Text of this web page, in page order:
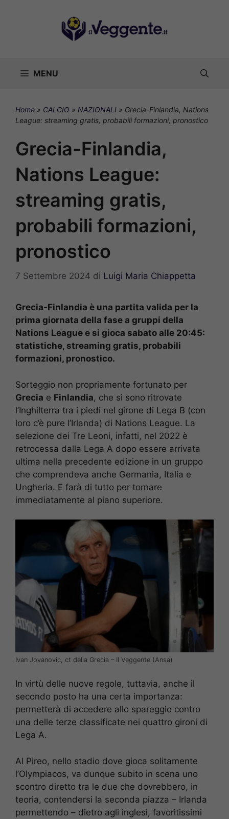
MENU
Home » CALCIO » NAZIONALI » Grecia-Finlandia, Nations
League: streaming gratis, probabili formazioni, pronostico
Grecia-Finlandia,
Nations League:
streaming gratis,
probabili formazioni,
pronostico
7 Settembre 2024 di Luigi Maria Chiappetta
Grecia-Finlandia è una partita valida per la
prima giornata della fase a gruppi della
Nations League e si gioca sabato alle 20:45:
statistiche, streaming gratis, probabili
formazioni, pronostico.
Sorteggio non propriamente fortunato per
Grecia e Finlandia, che si sono ritrovate
l’Inghilterra tra i piedi nel girone di Lega B (con
loro c’è pure l’Irlanda) di Nations League. La
selezione dei Tre Leoni, infatti, nel 2022 è
retrocessa dalla Lega A dopo essere arrivata
ultima nella precedente edizione in un gruppo
che comprendeva anche Germania, Italia e
Ungheria. E farà di tutto per tornare
immediatamente al piano superiore.
Ivan Jovanovic, ct della Grecia – Il Veggente (Ansa)
In virtù delle nuove regole, tuttavia, anche il
secondo posto ha una certa importanza:
permetterà di accedere allo spareggio contro
una delle terze classificate nei quattro gironi di
Lega A.
Al Pireo, nello stadio dove gioca solitamente
l’Olympiacos, va dunque subito in scena uno
scontro diretto tra le due che dovrebbero, in
teoria, contendersi la seconda piazza – Irlanda
permettendo – dietro agli inglesi, favoritissimi